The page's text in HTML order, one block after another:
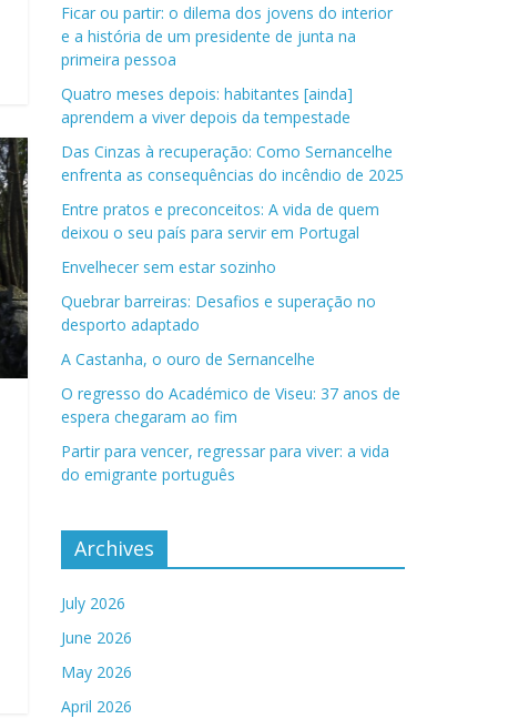
Ficar ou partir: o dilema dos jovens do interior
e a história de um presidente de junta na
primeira pessoa
Quatro meses depois: habitantes [ainda]
aprendem a viver depois da tempestade
Das Cinzas à recuperação: Como Sernancelhe
enfrenta as consequências do incêndio de 2025
Entre pratos e preconceitos: A vida de quem
deixou o seu país para servir em Portugal
Envelhecer sem estar sozinho
Quebrar barreiras: Desafios e superação no
desporto adaptado
A Castanha, o ouro de Sernancelhe
O regresso do Académico de Viseu: 37 anos de
espera chegaram ao fim
Partir para vencer, regressar para viver: a vida
do emigrante português
Archives
July 2026
June 2026
May 2026
April 2026